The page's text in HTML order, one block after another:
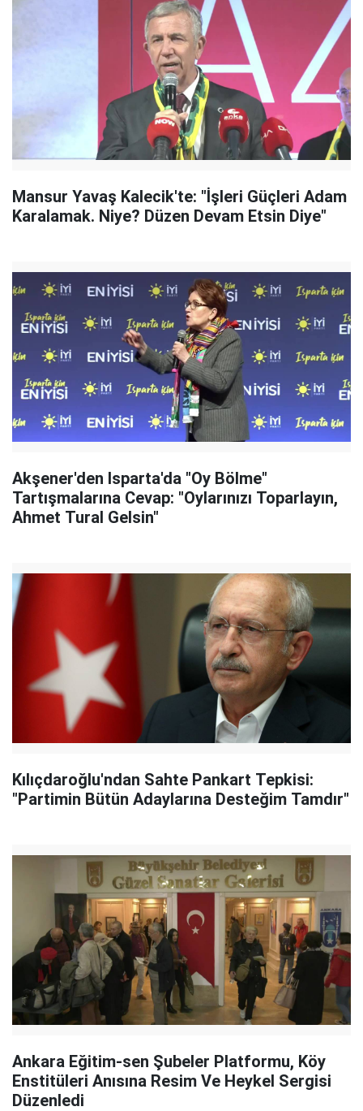
Mansur Yavaş Kalecik'te: "İşleri Güçleri Adam
Karalamak. Niye? Düzen Devam Etsin Diye"
Akşener'den Isparta'da "Oy Bölme"
Tartışmalarına Cevap: "Oylarınızı Toparlayın,
Ahmet Tural Gelsin"
Kılıçdaroğlu'ndan Sahte Pankart Tepkisi:
"Partimin Bütün Adaylarına Desteğim Tamdır"
Ankara Eğitim-sen Şubeler Platformu, Köy
Enstitüleri Anısına Resim Ve Heykel Sergisi
Düzenledi